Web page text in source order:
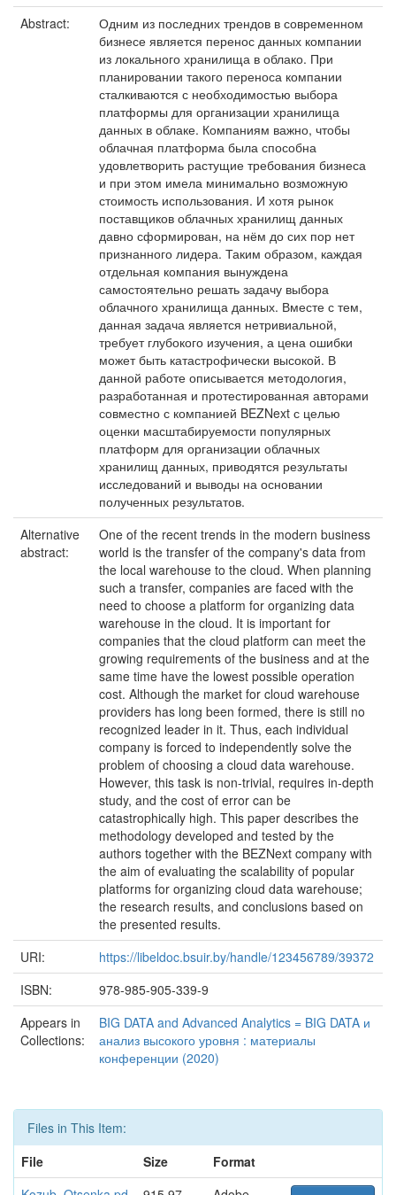
Abstract:
Одним из последних трендов в современном
бизнесе является перенос данных компании
из локального хранилища в облако. При
планировании такого переноса компании
сталкиваются с необходимостью выбора
платформы для организации хранилища
данных в облаке. Компаниям важно, чтобы
облачная платформа была способна
удовлетворить растущие требования бизнеса
и при этом имела минимально возможную
стоимость использования. И хотя рынок
поставщиков облачных хранилищ данных
давно сформирован, на нём до сих пор нет
признанного лидера. Таким образом, каждая
отдельная компания вынуждена
самостоятельно решать задачу выбора
облачного хранилища данных. Вместе с тем,
данная задача является нетривиальной,
требует глубокого изучения, а цена ошибки
может быть катастрофически высокой. В
данной работе описывается методология,
разработанная и протестированная авторами
совместно с компанией BEZNext с целью
оценки масштабируемости популярных
платформ для организации облачных
хранилищ данных, приводятся результаты
исследований и выводы на основании
полученных результатов.
Alternative
abstract:
One of the recent trends in the modern business
world is the transfer of the company's data from
the local warehouse to the cloud. When planning
such a transfer, companies are faced with the
need to choose a platform for organizing data
warehouse in the cloud. It is important for
companies that the cloud platform can meet the
growing requirements of the business and at the
same time have the lowest possible operation
cost. Although the market for cloud warehouse
providers has long been formed, there is still no
recognized leader in it. Thus, each individual
company is forced to independently solve the
problem of choosing a cloud data warehouse.
However, this task is non-trivial, requires in-depth
study, and the cost of error can be
catastrophically high. This paper describes the
methodology developed and tested by the
authors together with the BEZNext company with
the aim of evaluating the scalability of popular
platforms for organizing cloud data warehouse;
the research results, and conclusions based on
the presented results.
URI:
https://libeldoc.bsuir.by/handle/123456789/39372
ISBN:
978-985-905-339-9
Appears in
Collections:
BIG DATA and Advanced Analytics = BIG DATA и
анализ высокого уровня : материалы
конференции (2020)
Files in This Item:
File
Size
Format